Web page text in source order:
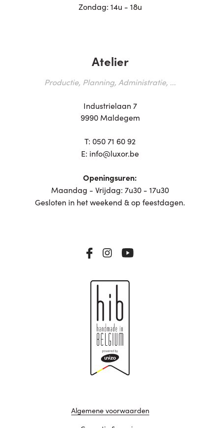
Zondag: 14u - 18u
Atelier
Productie, Planning, Administratie, ...
Industrielaan 7
9990 Maldegem
T: 050 71 60 92
E: info@luxor.be
Openingsuren:
Maandag - Vrijdag: 7u30 - 17u30
Gesloten in het weekend & op feestdagen.
Algemene voorwaarden